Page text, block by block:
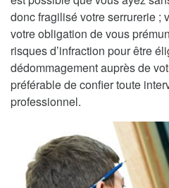
donc fragilisé votre serrurerie ;
votre obligation de vous
risques d’infraction pour être
dédommagement auprès de
préférable de confier toute
professionnel.